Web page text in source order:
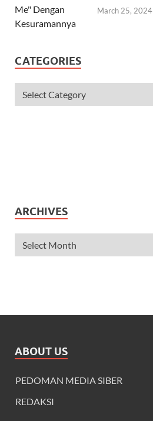
March 25, 2024
CATEGORIES
ARCHIVES
ABOUT US
PEDOMAN MEDIA SIBER
REDAKSI